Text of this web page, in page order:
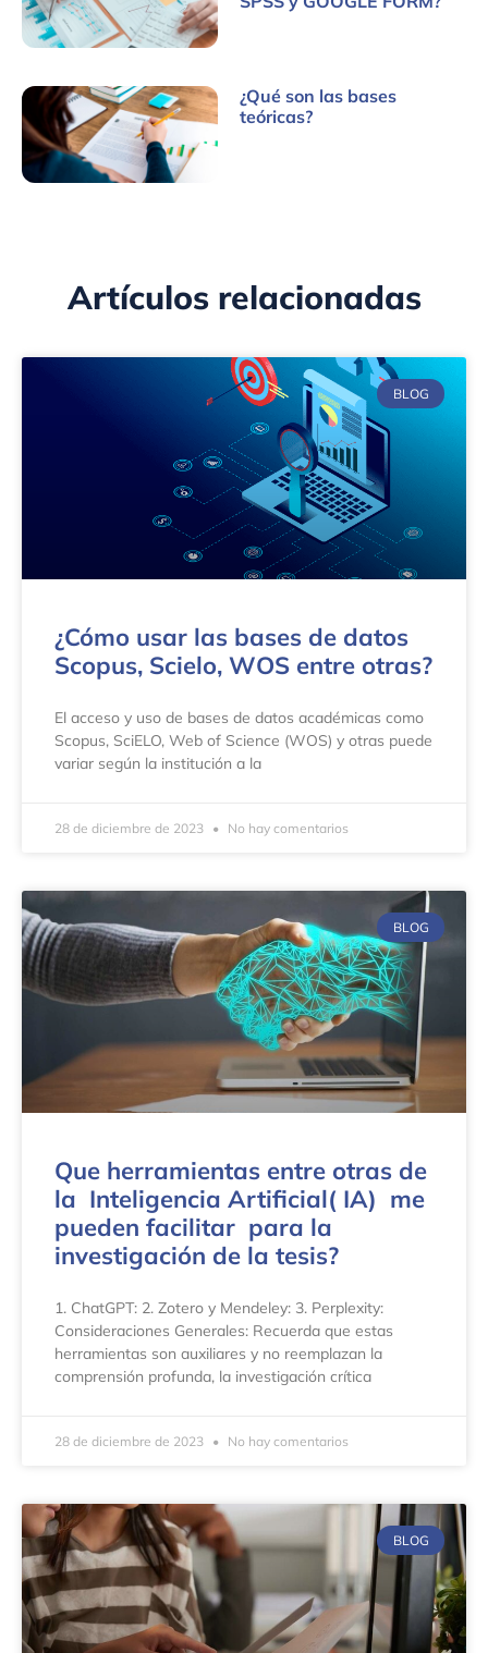
¿Qué son las bases
teóricas?
Artículos relacionadas
BLOG
¿Cómo usar las bases de datos
Scopus, Scielo, WOS entre otras?
El acceso y uso de bases de datos académicas como
Scopus, SciELO, Web of Science (WOS) y otras puede
variar según la institución a la
28 de diciembre de 2023 No hay comentarios
BLOG
Que herramientas entre otras de
la Inteligencia Artificial( IA) me
pueden facilitar para la
investigación de la tesis?
1. ChatGPT: 2. Zotero y Mendeley: 3. Perplexity:
Consideraciones Generales: Recuerda que estas
herramientas son auxiliares y no reemplazan la
comprensión profunda, la investigación crítica
28 de diciembre de 2023 No hay comentarios
BLOG